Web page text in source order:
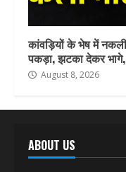
कांवड़ियों के भेष में नकली
पकड़ा, झटका देकर
August 8, 2026
ABOUT US